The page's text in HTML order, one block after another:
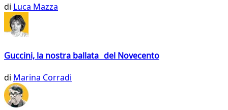
di Luca Mazza
Guccini, la nostra ballata del Novecento
di Marina Corradi